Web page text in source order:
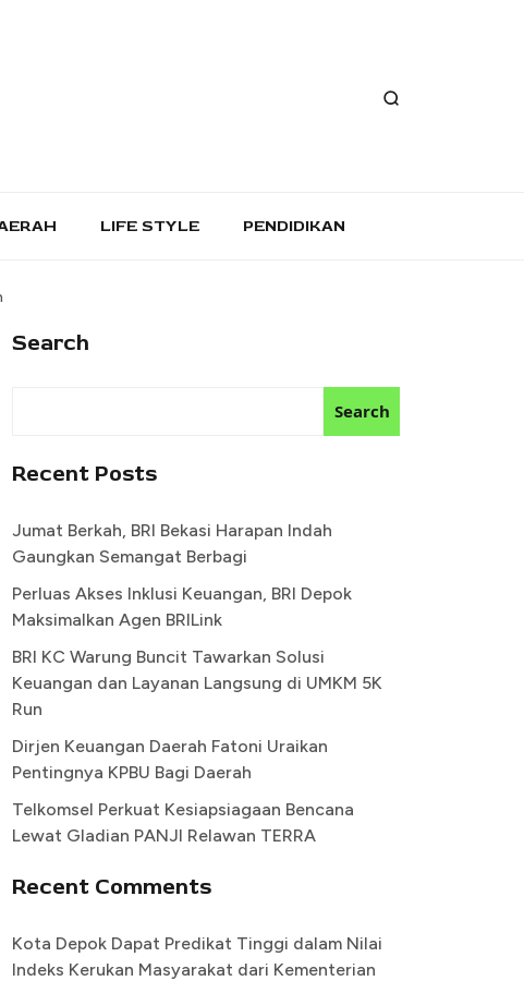
LIFE STYLE PENDIDIKAN
Search
Search
Recent Posts
Jumat Berkah, BRI Bekasi Harapan Indah
Gaungkan Semangat Berbagi
Perluas Akses Inklusi Keuangan, BRI Depok
Maksimalkan Agen BRILink
BRI KC Warung Buncit Tawarkan Solusi
Keuangan dan Layanan Langsung di UMKM 5K
Run
Dirjen Keuangan Daerah Fatoni Uraikan
Pentingnya KPBU Bagi Daerah
Telkomsel Perkuat Kesiapsiagaan Bencana
Lewat Gladian PANJI Relawan TERRA
Recent Comments
Kota Depok Dapat Predikat Tinggi dalam Nilai
Indeks Kerukan Masyarakat dari Kementerian